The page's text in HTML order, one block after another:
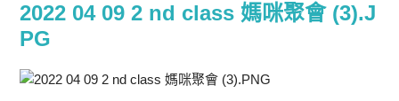
2022 04 09 2 nd class 媽咪聚會 (3).J
PG